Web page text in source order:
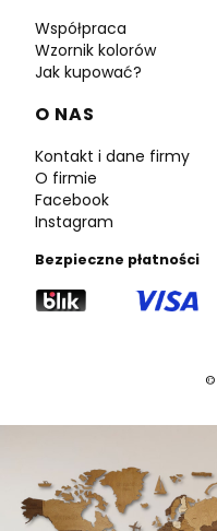
Współpraca
Wzornik kolorów
Jak kupować?
O NAS
Kontakt i dane firmy
O firmie
Facebook
Instagram
Bezpieczne płatności
©